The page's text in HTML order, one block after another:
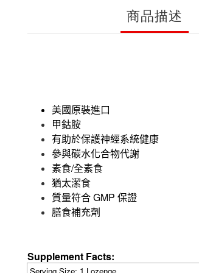
商品描述
美國原裝進口
甲鈷胺
有助於保護神經系統健康
參與碳水化合物代謝
素食/全素食
猶太潔食
質量符合 GMP 保證
膳食補充劑
Supplement Facts: